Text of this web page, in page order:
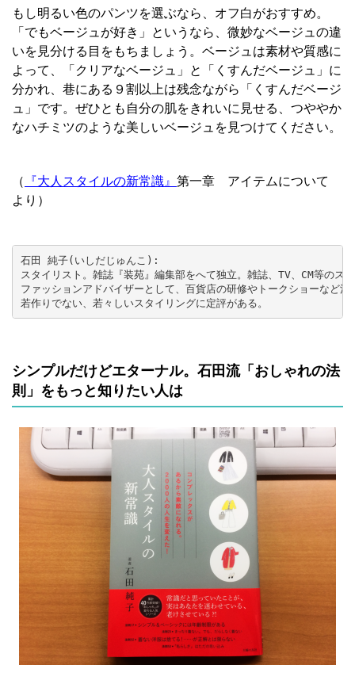
もし明るい色のパンツを選ぶなら、オフ白がおすすめ。
「でもベージュが好き」というなら、微妙なベージュの違
いを見分ける目をもちましょう。ベージュは素材や質感に
よって、「クリアなベージュ」と「くすんだベージュ」に
分かれ、巷にある９割以上は残念ながら「くすんだベージ
ュ」です。ぜひとも自分の肌をきれいに見せる、つややか
なハチミツのような美しいベージュを見つけてください。
（ 『大人スタイルの新常識』 第一章 アイテムについて
より）
石田 純子(いしだじゅんこ):
スタイリスト。雑誌『装苑』編集部をへて独立。雑誌、TV、CM等のス
ファッションアドバイザーとして、百貨店の研修やトークショーなど活
若作りでない、若々しいスタイリングに定評がある。
シンプルだけどエターナル。石田流「おしゃれの法
則」をもっと知りたい人は